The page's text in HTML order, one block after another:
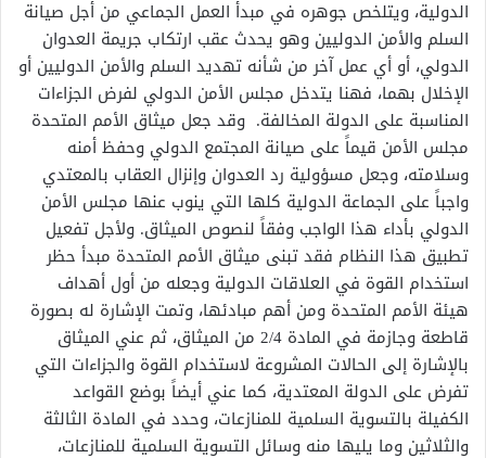
الدولية، ويتلخص جوهره في مبدأ العمل الجماعي من أجل صيانة
السلم والأمن الدوليين وهو يحدث عقب ارتكاب جريمة العدوان
الدولي، أو أي عمل آخر من شأنه تهديد السلم والأمن الدوليين أو
الإخلال بهما، فهنا يتدخل مجلس الأمن الدولي لفرض الجزاءات
المناسبة على الدولة المخالفة. وقد جعل ميثاق الأمم المتحدة
مجلس الأمن قيماً على صيانة المجتمع الدولي وحفظ أمنه
وسلامته، وجعل مسؤولية رد العدوان وإنزال العقاب بالمعتدي
واجباً على الجماعة الدولية كلها التي ينوب عنها مجلس الأمن
الدولي بأداء هذا الواجب وفقاً لنصوص الميثاق. ولأجل تفعيل
تطبيق هذا النظام فقد تبنى ميثاق الأمم المتحدة مبدأ حظر
استخدام القوة في العلاقات الدولية وجعله من أول أهداف
هيئة الأمم المتحدة ومن أهم مبادئها، وتمت الإشارة له بصورة
قاطعة وجازمة في المادة 2/4 من الميثاق، ثم عني الميثاق
بالإشارة إلى الحالات المشروعة لاستخدام القوة والجزاءات التي
تفرض على الدولة المعتدية، كما عني أيضاً بوضع القواعد
الكفيلة بالتسوية السلمية للمنازعات، وحدد في المادة الثالثة
والثلاثين وما يليها منه وسائل التسوية السلمية للمنازعات،